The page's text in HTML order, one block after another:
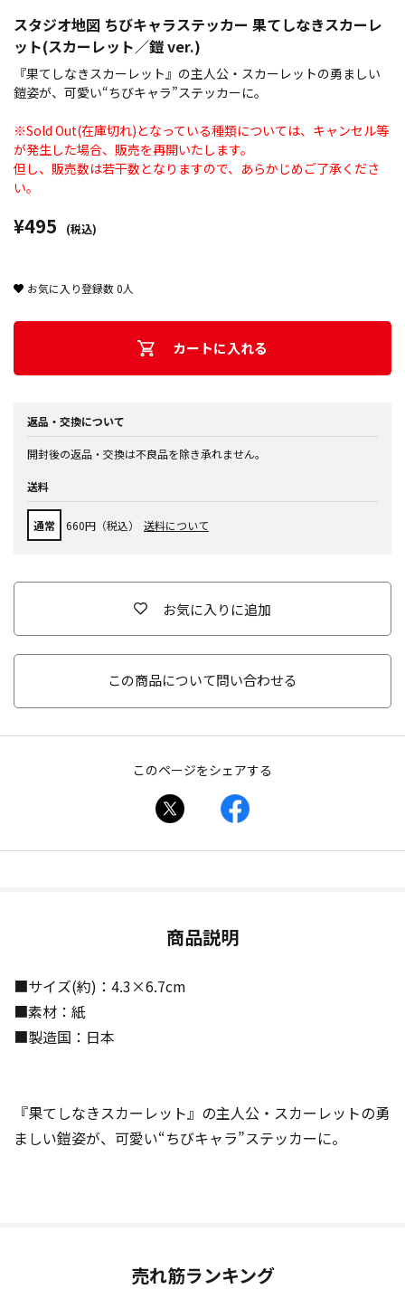
スタジオ地図 ちびキャラステッカー 果てしなきスカーレ
ット(スカーレット／鎧 ver.)
『果てしなきスカーレット』の主人公・スカーレットの勇ましい
鎧姿が、可愛い“ちびキャラ”ステッカーに。
※Sold Out(在庫切れ)となっている種類については、キャンセル等
が発生した場合、販売を再開いたします。
但し、販売数は若干数となりますので、あらかじめご了承くださ
い。
¥495 (税込)
お気に入り登録数0人
カートに入れる
返品・交換について
開封後の返品・交換は不良品を除き承れません。
送料
通常 660円（税込） 送料について
お気に入りに追加
この商品について問い合わせる
このページをシェアする
商品説明
■サイズ(約)：4.3×6.7cm
■素材：紙
■製造国：日本
『果てしなきスカーレット』の主人公・スカーレットの勇
ましい鎧姿が、可愛い“ちびキャラ”ステッカーに。
売れ筋ランキング